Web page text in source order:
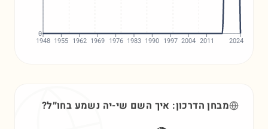
1948 1955 1962 1969 1976 1983 1990 1997 2004 2011 2024
0
מבחן הדרכון: איך השם שי-יה נשמע בחו״ל?